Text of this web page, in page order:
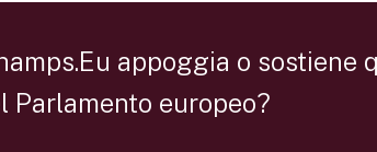
appoggia o
Parlamento europeo?